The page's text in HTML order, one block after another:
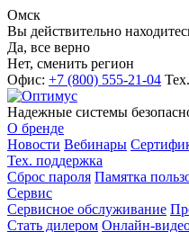
Омск
Вы действительно
Да, все верно
Нет, сменить регион
Офис: +7 (800) 555-21-04
Надежные системы
О бренде
Новости Вебинары
Тех. поддержка
Сброс пароля Памятка
Сервис
Сервисное обслуживание
Стать дилером Онлайн-